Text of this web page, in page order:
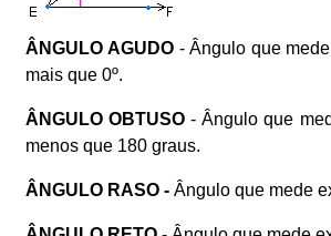
ÂNGULO AGUDO - Ângulo que
mais que 0º.
ÂNGULO OBTUSO - Ângulo que
menos que 180 graus.
ÂNGULO RASO -Ângulo que mede